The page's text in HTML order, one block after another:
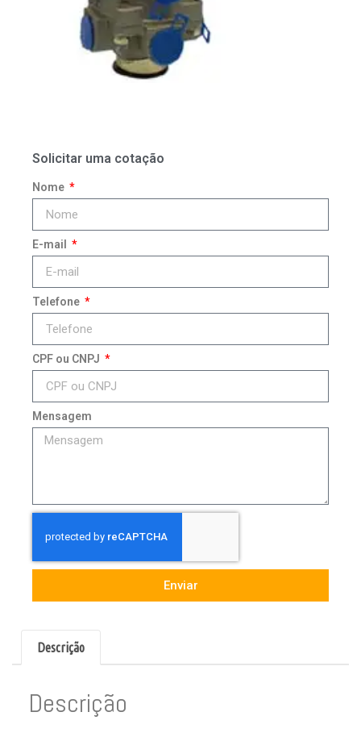
Solicitar uma cotação
Nome
E-mail
Telefone
CPF ou CNPJ
Mensagem
Enviar
Descrição
Descrição